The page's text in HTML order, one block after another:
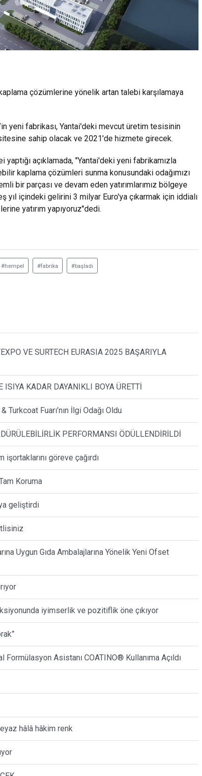
çözümlerine yönelik artan talebi karşılamaya
yeni fabrikası, Yantai'deki mevcut üretim tesisinin
sahip olacak ve 2021'de hizmete girecek.
açıklamada, "Yantai'deki yeni fabrikamızla
kaplama çözümleri sunma konusundaki odağımızı
bir parçası ve devam eden yatırımlarımız bölgeye
içindeki gelirini 3 milyar Euro'ya çıkarmak için iddialı
yatırım yapıyoruz"dedi.
#hempel #fabrika #başladı
VE SURTECH EURASIA 2025 BAŞARIYLA
KADAR DAYANIKLI BOYA ÜRETTİ
Fuarı’nın İlgi Odağı Oldu
PERFORMANSI ÖDÜLLENDİRİLDİ
göreve çağırdı
Koruma
geliştirdi
Uygun Gıda Ambalajlarına Yönelik Yeni Ofset
iyimserlik ve pozitiflik öne çıkıyor
Asistanı COATINO® Kullanıma Açıldı
hâlâ hâkim renk